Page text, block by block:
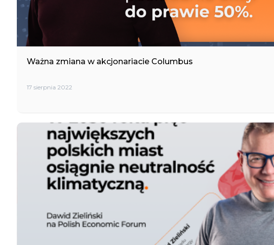
Ważna zmiana w akcjonariacie Columbus
17 sierpnia 2022